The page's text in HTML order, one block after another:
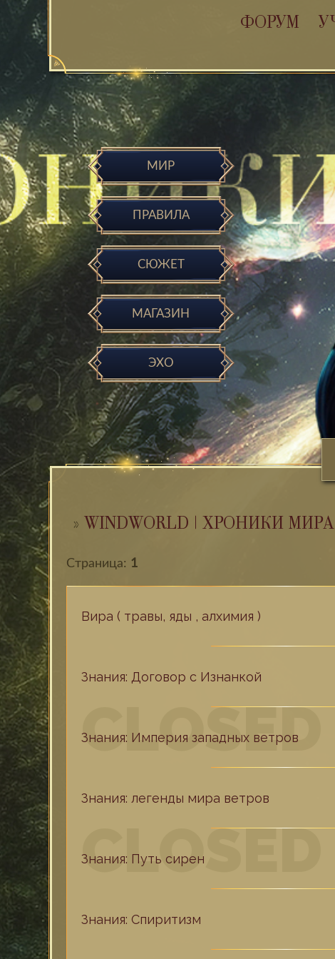
ФОРУМ
МИР
ПРАВИЛА
СЮЖЕТ
МАГАЗИН
ЭХО
» WINDWORLD | ХРОНИКИ
Страница: 1
Вира ( травы, яды , алхимия )
Знания: Договор с Изнанкой
Знания: Империя западных ветров
Знания: легенды мира ветров
Знания: Путь сирен
Знания: Спиритизм